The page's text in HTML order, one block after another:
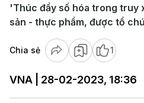
'Thúc đẩy số hóa trong truy
sản - thực phẩm, được tổ
Chia sẻ 1
VNA | 28-02-2023, 18:36